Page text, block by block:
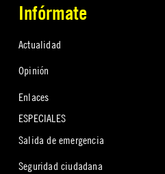
Infórmate
Actualidad
Opinión
Enlaces
ESPECIALES
Salida de emergencia
Seguridad ciudadana